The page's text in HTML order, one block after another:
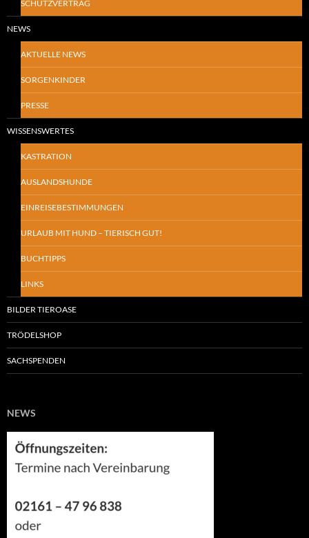
SCHUTZVERTRAG
NEWS
AKTUELLE NEWS
SORGENKINDER
PRESSE
WISSENSWERTES
KASTRATION
AUSLANDSHUNDE
EINREISEBESTIMMUNGEN
URLAUB MIT HUND – TIERISCH GUT!
BUCHTIPPS
LINKS
BILDER TIEROASE
TRÖDELSHOP
SACHSPENDEN
NEWS